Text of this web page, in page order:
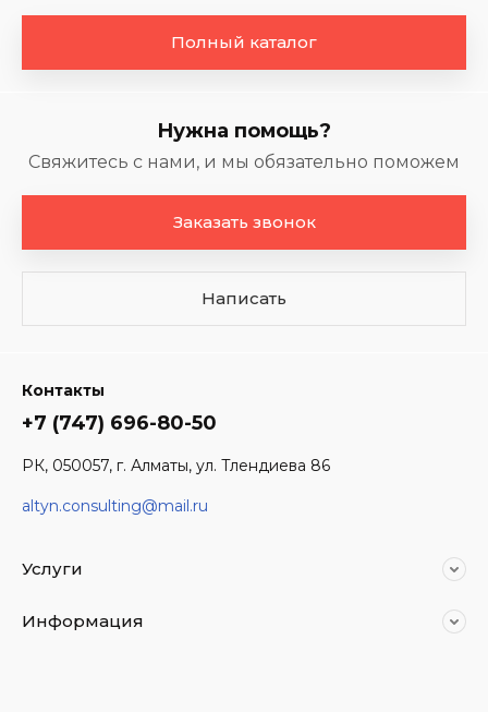
Полный каталог
Нужна помощь?
Свяжитесь с нами, и мы обязательно поможем
Заказать звонок
Написать
Контакты
+7 (747) 696-80-50
РК, 050057, г. Алматы, ул. Тлендиева 86
altyn.consulting@mail.ru
Услуги
Информация